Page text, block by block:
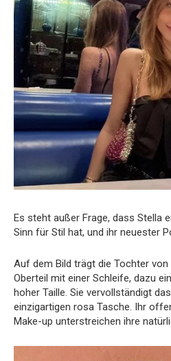
Es steht außer Frage, dass Stella
Sinn für Stil hat, und ihr neuester
Auf dem Bild trägt die Tochter
Oberteil mit einer Schleife, dazu
hoher Taille. Sie vervollständigt
einzigartigen rosa Tasche. Ihr
Make-up unterstreichen ihre